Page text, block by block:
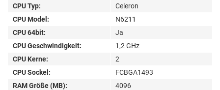
CPU Typ:
Celeron
CPU Model:
N6211
CPU 64bit:
Ja
CPU Geschwindigkeit:
1,2 GHz
CPU Kerne:
2
CPU Sockel:
FCBGA1493
RAM Größe (MB):
4096